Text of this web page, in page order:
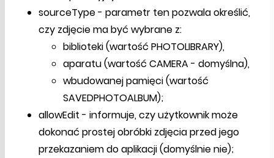
sourceType - parametr ten pozwala określić,
czy zdjęcie ma być wybrane z:
biblioteki (wartość PHOTOLIBRARY),
aparatu (wartość CAMERA - domyślna),
wbudowanej pamięci (wartość
SAVEDPHOTOALBUM);
allowEdit - informuje, czy użytkownik może
dokonać prostej obróbki zdjęcia przed jego
przekazaniem do aplikacji (domyślnie nie);